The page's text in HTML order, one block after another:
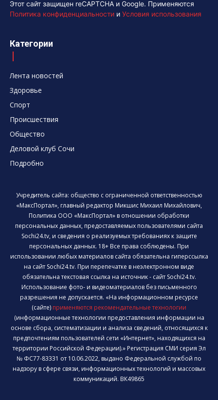
Этот сайт защищен reCAPTCHA и Google. Применяются
Политика конфиденциальности и Условия использования
Категории
Лента новостей
Здоровье
Спорт
Происшествия
Общество
Деловой клуб Сочи
Подробно
Учредитель сайта: общество с ограниченной ответственностью
«МаксПортал», главный редактор Микшис Михаил Михайлович,
Политика ООО «МаксПортал» в отношении обработки
персональных данных, предоставляемых пользователями сайта
Sochi24.tv, и сведения о реализуемых требованиях к защите
персональных данных. 18+ Все права соблюдены. При
использовании любых материалов сайта обязательна гиперссылка
на сайт Sochi24.tv. При перепечатке в неэлектронном виде
обязательна текстовая ссылка на источник - сайт Sochi24.tv.
Использование фото- и видеоматериалов без письменного
разрешения не допускается. «На информационном ресурсе
(сайте) применяются рекомендательные технологии
(информационные технологии предоставления информации на
основе сбора, систематизации и анализа сведений, относящихся к
предпочтениям пользователей сети «Интернет», находящихся на
территории Российской Федерации).» Регистрация СМИ серия Эл
№ ФС77-83331 от 10.06.2022, выдано Федеральной службой по
надзору в сфере связи, информационных технологий и массовых
коммуникаций. ВК49865